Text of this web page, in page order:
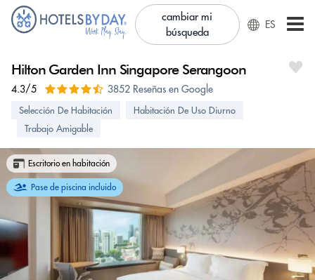
cambiar mi
búsqueda
ES
Hilton Garden Inn Singapore Serangoon
4.3/5 3852 Reseñas en Google
Selección De Habitación
Habitación De Uso Diurno
Trabajo Amigable
Escritorio en habitación
Pase de piscina incluido